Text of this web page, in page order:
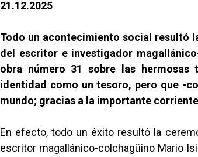
21.12.2025
Todo un acontecimiento social resultó
del escritor e investigador
obra número 31 sobre las
identidad como un tesoro, pero que -
mundo; gracias a la importante
En efecto, todo un éxito resultó la
escritor magallánico-colchagüino Mario